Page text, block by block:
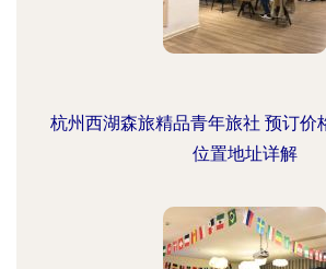
杭州西湖森旅精品青年旅社 预订价
位置地址详解